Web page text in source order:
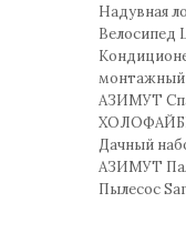
Надувная
Велосипед
монтажный
АЗИМУТ
Дачный
АЗИМУТ
Пылесос